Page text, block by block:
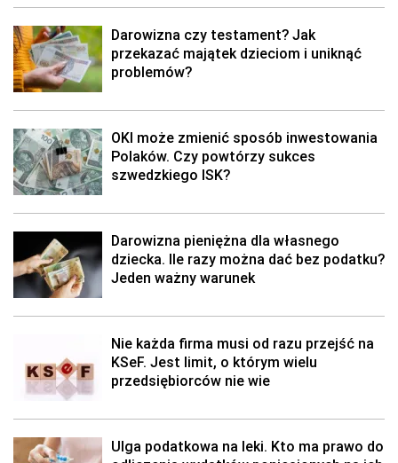
Darowizna czy testament? Jak
przekazać majątek dzieciom i uniknąć
problemów?
OKI może zmienić sposób inwestowania
Polaków. Czy powtórzy sukces
szwedzkiego ISK?
Darowizna pieniężna dla własnego
dziecka. Ile razy można dać bez podatku?
Jeden ważny warunek
Nie każda firma musi od razu przejść na
KSeF. Jest limit, o którym wielu
przedsiębiorców nie wie
Ulga podatkowa na leki. Kto ma prawo do